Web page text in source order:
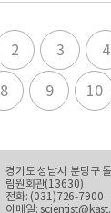
2 3 4
8
9 10
경기도 성남시 분당구
림원회관(13630)
전화: (031)726-7900
이메일: